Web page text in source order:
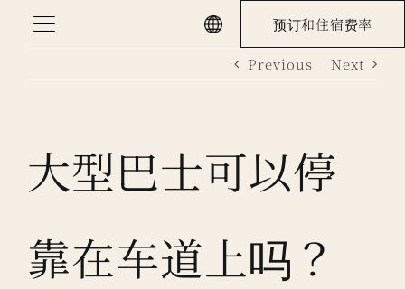
预订和住宿费率
Previous Next
大型巴士可以停
靠在车道上吗？